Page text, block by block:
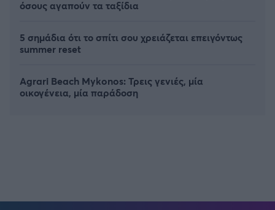
όσους αγαπούν τα ταξίδια
5 σημάδια ότι το σπίτι σου χρειάζεται επειγόντως
summer reset
Agrari Beach Mykonos: Τρεις γενιές, μία
οικογένεια, μία παράδοση